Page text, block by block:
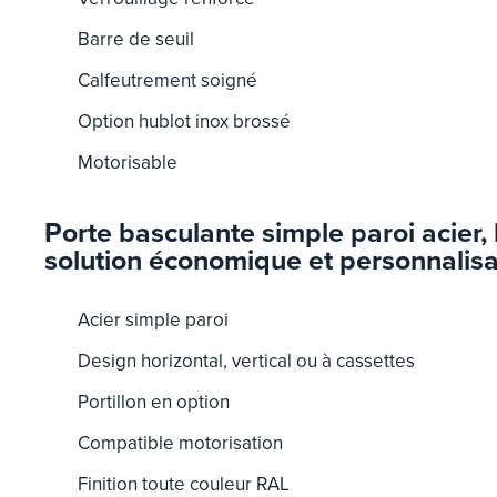
Barre de seuil
Calfeutrement soigné
Option hublot inox brossé
Motorisable
Porte basculante simple paroi acier,
solution économique et
Acier simple paroi
Design horizontal, vertical ou à cassettes
Portillon en option
Compatible motorisation
Finition toute couleur RAL